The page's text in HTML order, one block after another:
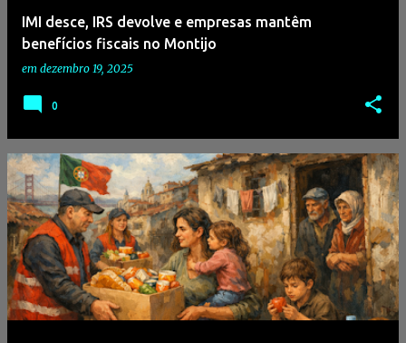
IMI desce, IRS devolve e empresas mantêm
benefícios fiscais no Montijo
em dezembro 19, 2025
0